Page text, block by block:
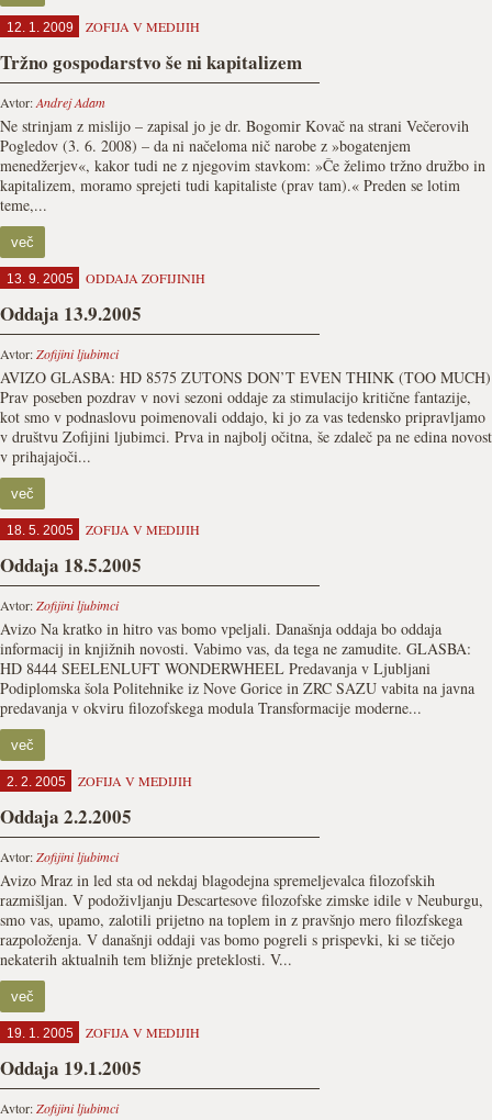
12. 1. 2009 ZOFIJA V MEDIJIH
Tržno gospodarstvo še ni kapitalizem
Avtor:Andrej Adam
Ne strinjam z mislijo – zapisal jo je dr. Bogomir Kovač na strani Večerovih
Pogledov (3. 6. 2008) – da ni načeloma nič narobe z »bogatenjem
menedžerjev«, kakor tudi ne z njegovim stavkom: »Če želimo tržno družbo in
kapitalizem, moramo sprejeti tudi kapitaliste (prav tam).« Preden se lotim
teme,...
več
13. 9. 2005 ODDAJA ZOFIJINIH
Oddaja 13.9.2005
Avtor:Zofijini ljubimci
AVIZO GLASBA: HD 8575 ZUTONS DON’T EVEN THINK (TOO MUCH)
Prav poseben pozdrav v novi sezoni oddaje za stimulacijo kritične fantazije,
kot smo v podnaslovu poimenovali oddajo, ki jo za vas tedensko pripravljamo
v društvu Zofijini ljubimci. Prva in najbolj očitna, še zdaleč pa ne edina novost
v prihajajoči...
več
18. 5. 2005 ZOFIJA V MEDIJIH
Oddaja 18.5.2005
Avtor:Zofijini ljubimci
Avizo Na kratko in hitro vas bomo vpeljali. Današnja oddaja bo oddaja
informacij in knjižnih novosti. Vabimo vas, da tega ne zamudite. GLASBA:
HD 8444 SEELENLUFT WONDERWHEEL Predavanja v Ljubljani
Podiplomska šola Politehnike iz Nove Gorice in ZRC SAZU vabita na javna
predavanja v okviru filozofskega modula Transformacije moderne...
več
2. 2. 2005 ZOFIJA V MEDIJIH
Oddaja 2.2.2005
Avtor:Zofijini ljubimci
Avizo Mraz in led sta od nekdaj blagodejna spremeljevalca filozofskih
razmišljan. V podoživljanju Descartesove filozofske zimske idile v Neuburgu,
smo vas, upamo, zalotili prijetno na toplem in z pravšnjo mero filozfskega
razpoloženja. V današnji oddaji vas bomo pogreli s prispevki, ki se tičejo
nekaterih aktualnih tem bližnje preteklosti. V...
več
19. 1. 2005 ZOFIJA V MEDIJIH
Oddaja 19.1.2005
Avtor:Zofijini ljubimci